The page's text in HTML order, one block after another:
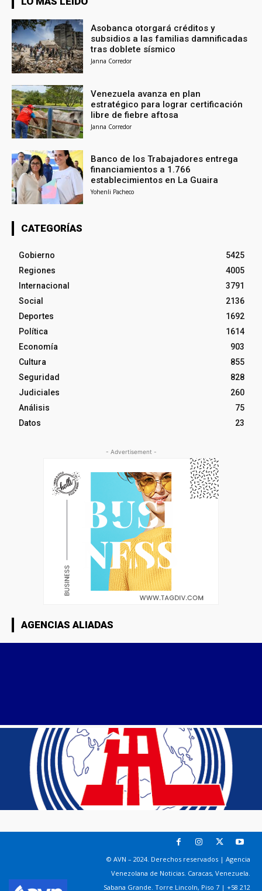
Asobanca otorgará créditos y
subsidios a las familias damnificadas
tras doblete sísmico
Janna Corredor
Venezuela avanza en plan
estratégico para lograr certificación
libre de fiebre aftosa
Janna Corredor
Banco de los Trabajadores entrega
financiamientos a 1.766
establecimientos en La Guaira
Yohenli Pacheco
CATEGORÍAS
Gobierno
5425
Regiones
4005
Internacional
3791
Social
2136
Deportes
1692
Política
1614
Economía
903
Cultura
855
Seguridad
828
Judiciales
260
Análisis
75
Datos
23
- Advertisement -
AGENCIAS ALIADAS
© AVN – 2024. Derechos reservados | Agencia
Venezolana de Noticias. Caracas, Venezuela.
Sabana Grande. Torre Lincoln, Piso 7 | +58 212